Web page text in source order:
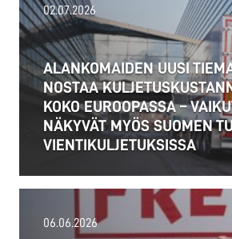
02.07.2026
ALANKOMAIDEN UUSI
NOSTAA
KOKO EUROOPASSA –
NÄKYVÄT MYÖS SUOMEN
VIENTIKULJETUKSISSA
06.06.2026